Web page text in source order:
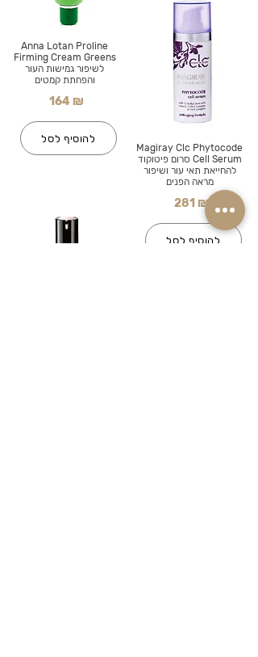
Anna Lotan Proline
Firming Cream Greens
לשיפור גמישות העור
והפחתת קמטים
164 ₪
להוסיף לסל
Magiray Clc Phytocode
Cell Serum סרום פיטוקוד
להחייאת תאי עור ושיפור
מראה הפנים
281 ₪
להוסיף לסל